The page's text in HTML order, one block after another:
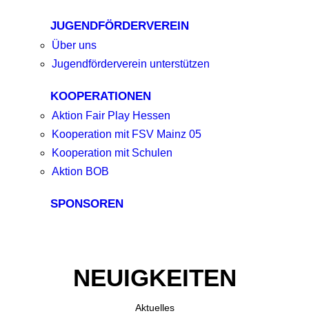
JUGENDFÖRDERVEREIN
Über uns
Jugendförderverein unterstützen
KOOPERATIONEN
Aktion Fair Play Hessen
Kooperation mit FSV Mainz 05
Kooperation mit Schulen
Aktion BOB
SPONSOREN
NEUIGKEITEN
Aktuelles